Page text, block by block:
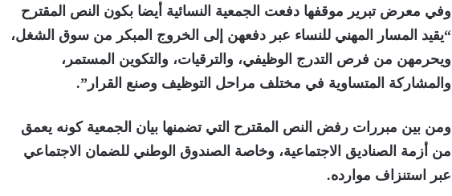
وفي معرض تبرير موقفها دفعت الجمعية النسائية أيضا بكون النص المقترح
“يقيد المسار المهني للنساء عبر دفعهن إلى الخروج المبكر من سوق الشغل،
ويحرمهن من فرص التدرج الوظيفي، والترقيات، والتكوين المستمر،
والمشاركة المتساوية في مختلف مراحل التوظيف وصنع القرار”.
ومن بين مبررات رفض النص المقترح التي تضمنها بيان الجمعية كونه يعمق
من أزمة الصناديق الاجتماعية، وخاصة الصندوق الوطني للضمان الاجتماعي
عبر استنزاف موارده.